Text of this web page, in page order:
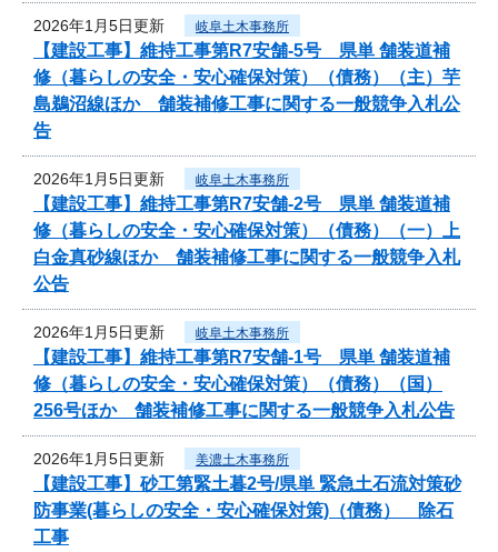
2026年1月5日更新 岐阜土木事務所
【建設工事】維持工事第R7安舗-5号 県単 舗装道補
修（暮らしの安全・安心確保対策）（債務）（主）芋
島鵜沼線ほか 舗装補修工事に関する一般競争入札公
告
2026年1月5日更新 岐阜土木事務所
【建設工事】維持工事第R7安舗-2号 県単 舗装道補
修（暮らしの安全・安心確保対策）（債務）（一）上
白金真砂線ほか 舗装補修工事に関する一般競争入札
公告
2026年1月5日更新 岐阜土木事務所
【建設工事】維持工事第R7安舗-1号 県単 舗装道補
修（暮らしの安全・安心確保対策）（債務）（国）
256号ほか 舗装補修工事に関する一般競争入札公告
2026年1月5日更新 美濃土木事務所
【建設工事】砂工第緊土暮2号/県単 緊急土石流対策砂
防事業(暮らしの安全・安心確保対策)（債務） 除石
工事